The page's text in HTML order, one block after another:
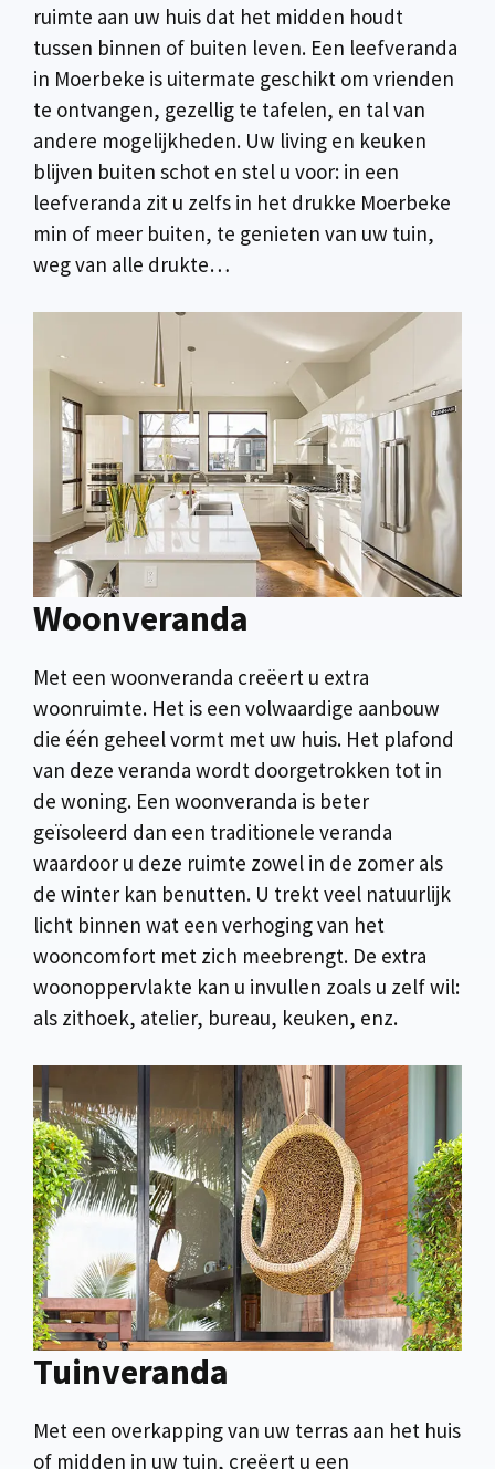
ruimte aan uw huis dat het midden houdt
tussen binnen of buiten leven. Een leefveranda
in Moerbeke is uitermate geschikt om vrienden
te ontvangen, gezellig te tafelen, en tal van
andere mogelijkheden. Uw living en keuken
blijven buiten schot en stel u voor: in een
leefveranda zit u zelfs in het drukke Moerbeke
min of meer buiten, te genieten van uw tuin,
weg van alle drukte…
Woonveranda
Met een woonveranda creëert u extra
woonruimte. Het is een volwaardige aanbouw
die één geheel vormt met uw huis. Het plafond
van deze veranda wordt doorgetrokken tot in
de woning. Een woonveranda is beter
geïsoleerd dan een traditionele veranda
waardoor u deze ruimte zowel in de zomer als
de winter kan benutten. U trekt veel natuurlijk
licht binnen wat een verhoging van het
wooncomfort met zich meebrengt. De extra
woonoppervlakte kan u invullen zoals u zelf wil:
als zithoek, atelier, bureau, keuken, enz.
Tuinveranda
Met een overkapping van uw terras aan het huis
of midden in uw tuin, creëert u een